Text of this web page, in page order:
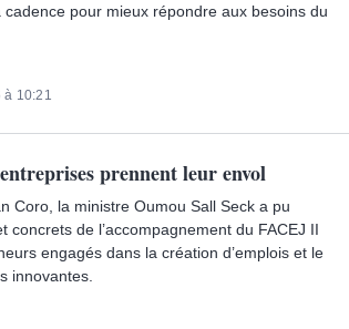
pour mieux répondre aux besoins du
10:21
prennent leur envol
Coro, la ministre Oumou Sall Seck a pu
concrets de l’accompagnement du FACEJ II
engagés dans la création d’emplois et le
innovantes.